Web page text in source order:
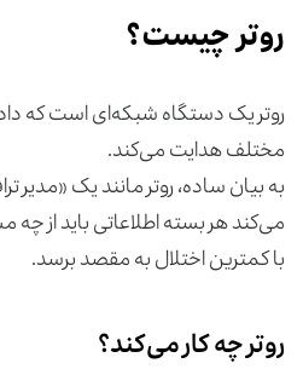
روتر چیست؟
روتر یک دستگاه شبکه‌ای است که
مختلف هدایت می‌کند.
به بیان ساده، روتر مانند یک
می‌کند هر بسته اطلاعاتی باید از
با کمترین اختلال به مقصد برسد.
روتر چه کار می‌کند؟